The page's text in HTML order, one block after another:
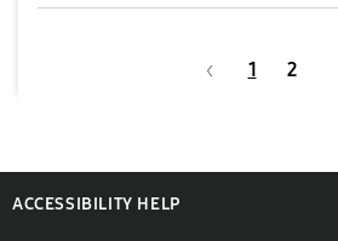
1 2
ACCESSIBILITY HELP